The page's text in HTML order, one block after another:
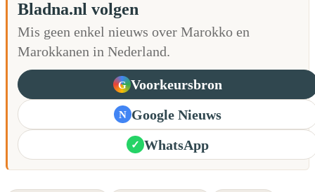
Bladna.nl volgen
Mis geen enkel nieuws over Marokko en
Marokkanen in Nederland.
G Voorkeursbron
N Google Nieuws
✓ WhatsApp